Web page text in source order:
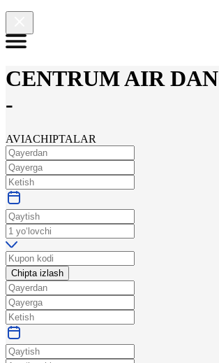
CENTRUM AIR DAN
-
AVIACHIPTALAR
Chipta izlash